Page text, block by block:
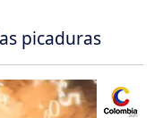
picaduras